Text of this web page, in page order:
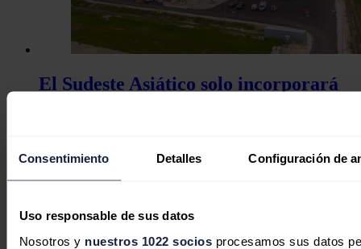
Consentimiento Detalles Configuración de
Uso responsable de sus datos
Nosotros y nuestros 1022 sociosprocesamos sus datos
El Sudeste Asiático solo incorporará
José A. Roca 05/08/2026